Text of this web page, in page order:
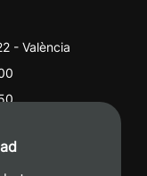
- València